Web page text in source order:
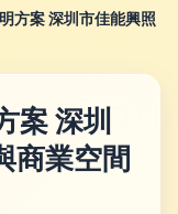
方案 深圳市佳能興照
案 深圳
商業空間